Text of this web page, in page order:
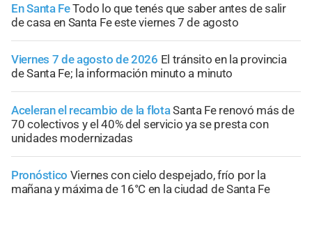
En Santa FeTodo lo que tenés que saber antes de salir
de casa en Santa Fe este viernes 7 de agosto
Viernes 7 de agosto de 2026 El tránsito en la provincia
de Santa Fe; la información minuto a minuto
Aceleran el recambio de la flotaSanta Fe renovó más de
70 colectivos y el 40% del servicio ya se presta con
unidades modernizadas
Pronóstico Viernes con cielo despejado, frío por la
mañana y máxima de 16°C en la ciudad de Santa Fe